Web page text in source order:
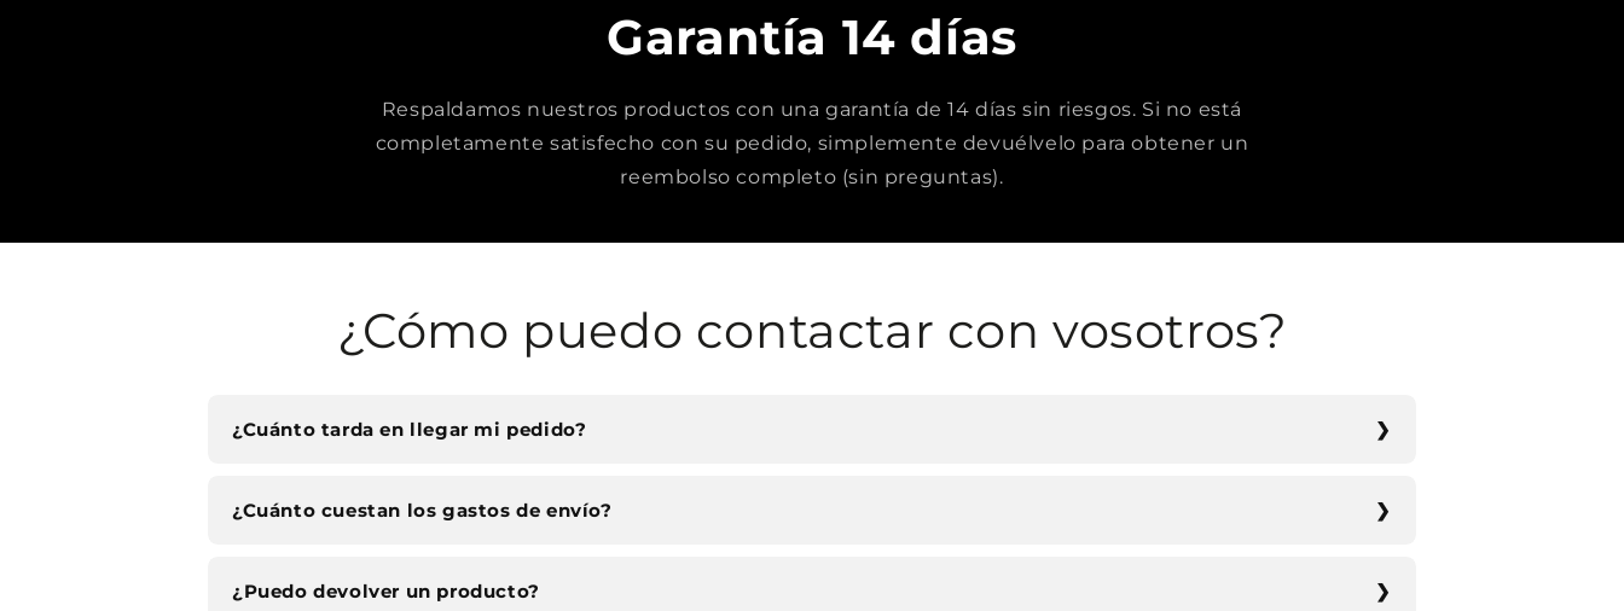
Garantía 14 días
Respaldamos nuestros productos con una garantía de 14 días sin riesgos. Si no está
completamente satisfecho con su pedido, simplemente devuélvelo para obtener un
reembolso completo (sin preguntas).
¿Cómo puedo contactar con vosotros?
¿Cuánto tarda en llegar mi pedido?
¿Cuánto cuestan los gastos de envío?
¿Puedo devolver un producto?